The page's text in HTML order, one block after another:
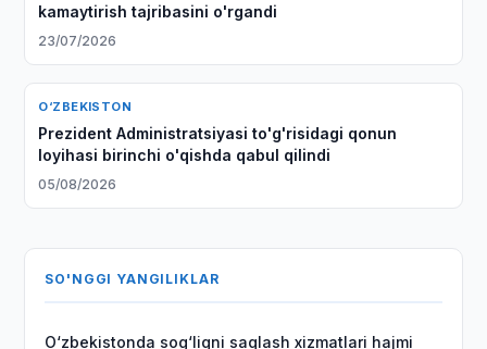
kamaytirish tajribasini o'rgandi
23/07/2026
O‘ZBEKISTON
Prezident Administratsiyasi to'g'risidagi qonun
loyihasi birinchi o'qishda qabul qilindi
05/08/2026
SO'NGGI YANGILIKLAR
O‘zbekistonda sog‘liqni saqlash xizmatlari hajmi